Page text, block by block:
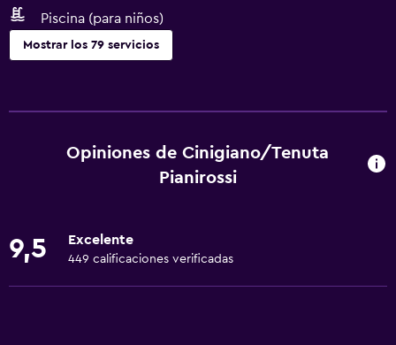
Piscina (para niños)
Mostrar los 79 servicios
Wifi gratis
Wifi disponible en todas las instalaciones
Extinguidor
Artículos de aseo gratis
Opiniones de Cinigiano/Tenuta
Pianirossi
9,5 Excelente
449 calificaciones verificadas